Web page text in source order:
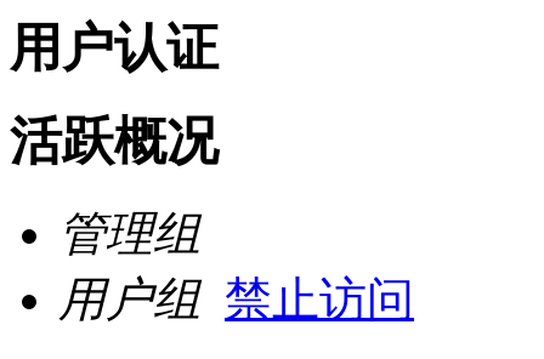
用户认证
活跃概况
管理组
用户组 禁止访问